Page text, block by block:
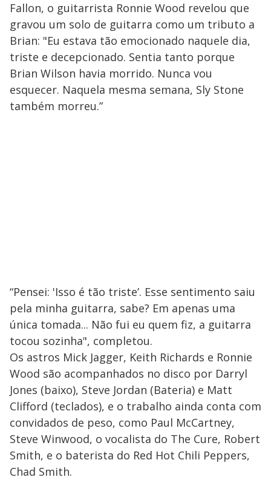
Fallon, o guitarrista Ronnie Wood revelou que
gravou um solo de guitarra como um tributo a
Brian: "Eu estava tão emocionado naquele dia,
triste e decepcionado. Sentia tanto porque
Brian Wilson havia morrido. Nunca vou
esquecer. Naquela mesma semana, Sly Stone
também morreu.”
“Pensei: 'Isso é tão triste’. Esse sentimento saiu
pela minha guitarra, sabe? Em apenas uma
única tomada... Não fui eu quem fiz, a guitarra
tocou sozinha", completou.
Os astros Mick Jagger, Keith Richards e Ronnie
Wood são acompanhados no disco por Darryl
Jones (baixo), Steve Jordan (Bateria) e Matt
Clifford (teclados), e o trabalho ainda conta com
convidados de peso, como Paul McCartney,
Steve Winwood, o vocalista do The Cure, Robert
Smith, e o baterista do Red Hot Chili Peppers,
Chad Smith.